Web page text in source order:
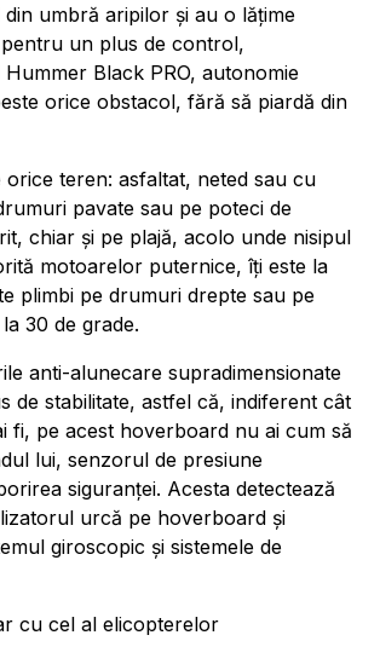
umbră aripilor și au o lățime
un plus de control,
Black PRO, autonomie
orice obstacol, fără să piardă din
teren: asfaltat, neted sau cu
pavate sau pe poteci de
chiar și pe plajă, acolo unde nisipul
motoarelor puternice, îți este la
plimbi pe drumuri drepte sau pe
30 de grade.
anti-alunecare supradimensionate
de stabilitate, astfel că, indiferent cât
fi, pe acest hoverboard nu ai cum să
lui, senzorul de presiune
siguranței. Acesta detectează
urcă pe hoverboard și
giroscopic și sistemele de
cu cel al elicopterelor